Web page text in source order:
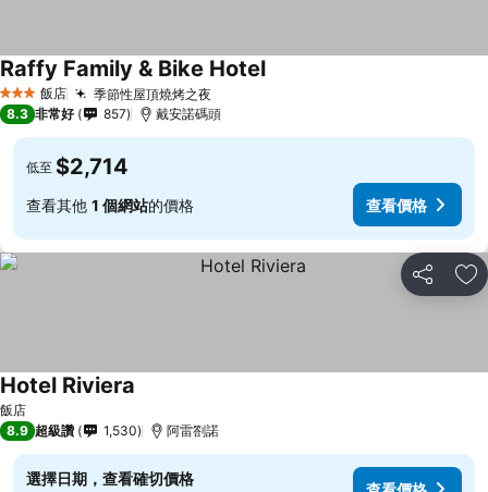
3 星級 飯店 季節性屋頂燒烤之夜查看價格
Raffy Family & Bike Hotel查看價格
8.3 非常好 857 戴安諾碼頭
低至 $2,714
查看其他 1 個網站的價格 查看價格
分享 加
飯店
Hotel Riviera
8.9 超級讚 1,530 阿雷劄諾
選擇日期，查看確切價格